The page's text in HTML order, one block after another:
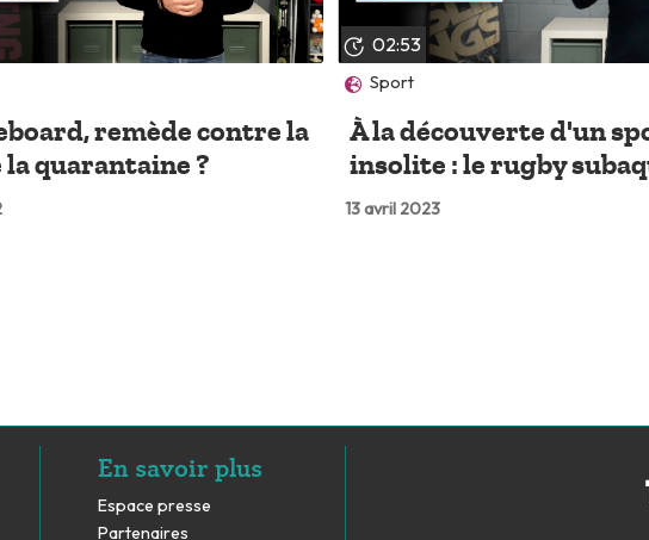
remède contre la
la quarantaine ?
02:53
Sport
À la découverte d'un
insolite : le rugby
13 avril 2023
En savoir plus
Espace presse
Partenaires